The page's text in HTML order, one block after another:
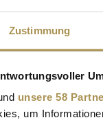
Zustimmung
unsere 58
um
es eine
ihre
fördern,
zum Beispiel
– etwa, indem
Fragen und
Denn
Und es ist